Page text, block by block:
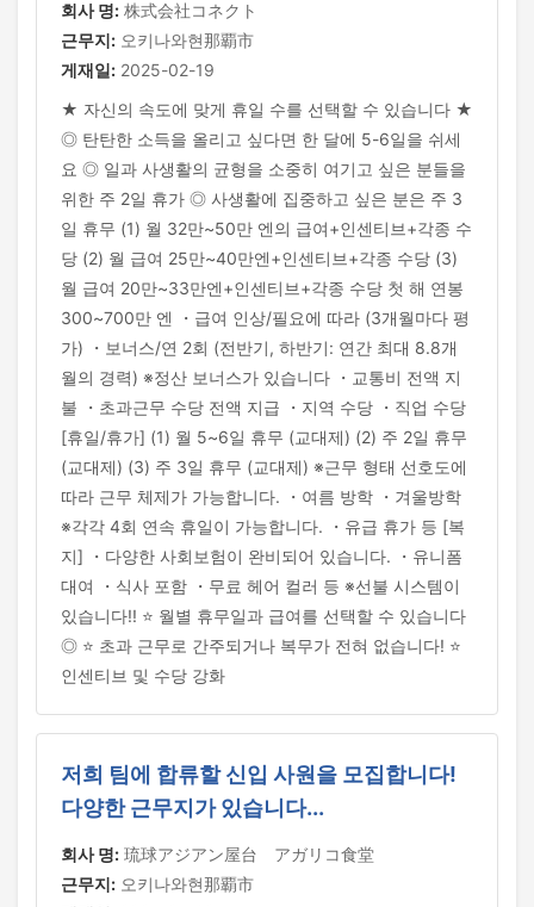
회사 명: 株式会社コネクト
근무지: 오키나와현那覇市
게재일: 2025-02-19
★ 자신의 속도에 맞게 휴일 수를 선택할 수 있습니다 ★
◎ 탄탄한 소득을 올리고 싶다면 한 달에 5-6일을 쉬세
요 ◎ 일과 사생활의 균형을 소중히 여기고 싶은 분들을
위한 주 2일 휴가 ◎ 사생활에 집중하고 싶은 분은 주 3
일 휴무 (1) 월 32만~50만 엔의 급여+인센티브+각종 수
당 (2) 월 급여 25만~40만엔+인센티브+각종 수당 (3)
월 급여 20만~33만엔+인센티브+각종 수당 첫 해 연봉
300~700만 엔 ・급여 인상/필요에 따라 (3개월마다 평
가) ・보너스/연 2회 (전반기, 하반기: 연간 최대 8.8개
월의 경력) ※정산 보너스가 있습니다 ・교통비 전액 지
불 ・초과근무 수당 전액 지급 ・지역 수당 ・직업 수당
[휴일/휴가] (1) 월 5~6일 휴무 (교대제) (2) 주 2일 휴무
(교대제) (3) 주 3일 휴무 (교대제) ※근무 형태 선호도에
따라 근무 체제가 가능합니다. ・여름 방학 ・겨울방학
※각각 4회 연속 휴일이 가능합니다. ・유급 휴가 등 [복
지] ・다양한 사회보험이 완비되어 있습니다. ・유니폼
대여 ・식사 포함 ・무료 헤어 컬러 등 ※선불 시스템이
있습니다!! ⭐ 월별 휴무일과 급여를 선택할 수 있습니다
◎ ⭐ 초과 근무로 간주되거나 복무가 전혀 없습니다! ⭐
인센티브 및 수당 강화
저희 팀에 합류할 신입 사원을 모집합니다!
다양한 근무지가 있습니다...
회사 명: 琉球アジアン屋台 アガリコ食堂
근무지: 오키나와현那覇市